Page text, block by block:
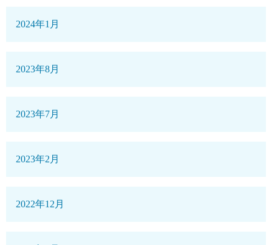
2024年1月
2023年8月
2023年7月
2023年2月
2022年12月